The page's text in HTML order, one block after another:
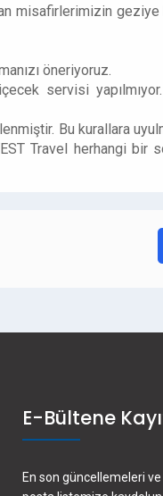
misafirlerimizin geziye
öneriyoruz.
servisi
Bu kurallara
Travel herhangi bir
E-Bültene
En son güncellemeleri